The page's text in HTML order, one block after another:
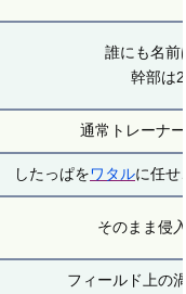
誰にも名前
幹部は
通常トレーナ
したっぱをワタルに任せ
そのまま侵
フィールド上の